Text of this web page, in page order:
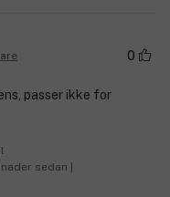
0
passer ikke for
sedan |